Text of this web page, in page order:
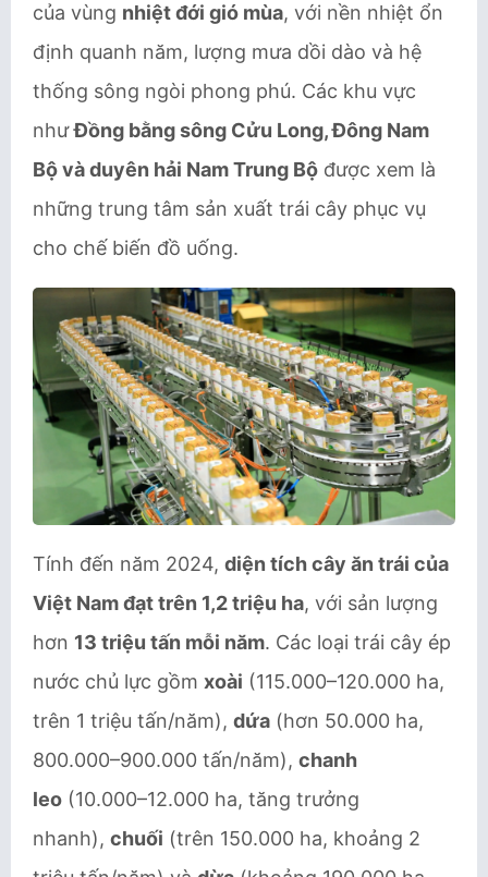
của vùng nhiệt đới gió mùa, với nền nhiệt ổn
định quanh năm, lượng mưa dồi dào và hệ
thống sông ngòi phong phú. Các khu vực
nhưĐồng bằng sông Cửu Long, Đông Nam
Bộ và duyên hải Nam Trung Bộ được xem là
những trung tâm sản xuất trái cây phục vụ
cho chế biến đồ uống.
Tính đến năm 2024, diện tích cây ăn trái của
Việt Nam đạt trên 1,2 triệu ha, với sản lượng
hơn 13 triệu tấn mỗi năm. Các loại trái cây ép
nước chủ lực gồm xoài (115.000–120.000 ha,
trên 1 triệu tấn/năm), dứa (hơn 50.000 ha,
800.000–900.000 tấn/năm), chanh
leo (10.000–12.000 ha, tăng trưởng
nhanh), chuối (trên 150.000 ha, khoảng 2